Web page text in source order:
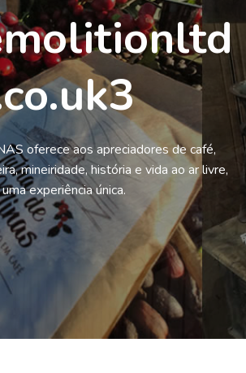
oferece aos apreciadores de café,
mineiridade, história e vida ao ar livre,
uma experiência única.